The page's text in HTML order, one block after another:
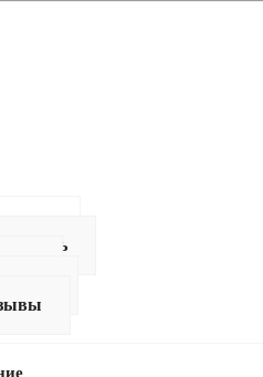
купить